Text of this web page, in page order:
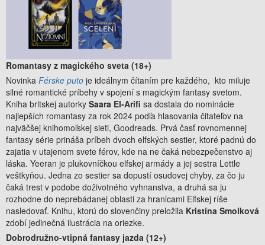
Romantasy z magického sveta (18+)
Novinka Férske puto je ideálnym čítaním pre každého, kto miluje
silné romantické príbehy v spojení s magickým fantasy svetom.
Kniha britskej autorky Saara El-Arifi sa dostala do nominácie
najlepších romantasy za rok 2024 podľa hlasovania čitateľov na
najväčšej knihomoľskej sieti, Goodreads. Prvá časť rovnomennej
fantasy série prináša príbeh dvoch elfských sestier, ktoré padnú do
zajatia v utajenom svete férov, kde na ne čaká nebezpečenstvo aj
láska. Yeeran je plukovníčkou elfskej armády a jej sestra Lettle
veštkyňou. Jedna zo sestier sa dopustí osudovej chyby, za čo ju
čaká trest v podobe doživotného vyhnanstva, a druhá sa ju
rozhodne do neprebádanej oblasti za hranicami Elfskej ríše
nasledovať. Knihu, ktorú do slovenčiny preložila Kristína Smolková
zdobí jedinečná ilustrácia na oriezke.
Dobrodružno-vtipná fantasy jazda (12+)